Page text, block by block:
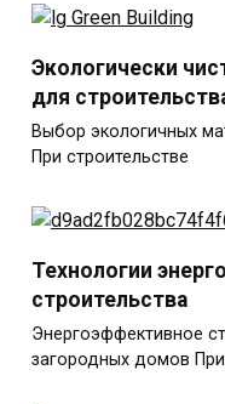
Экологически
для
Выбор экологичных
При строительстве
Технологии
строительства
Энергоэффективное
загородных домов При